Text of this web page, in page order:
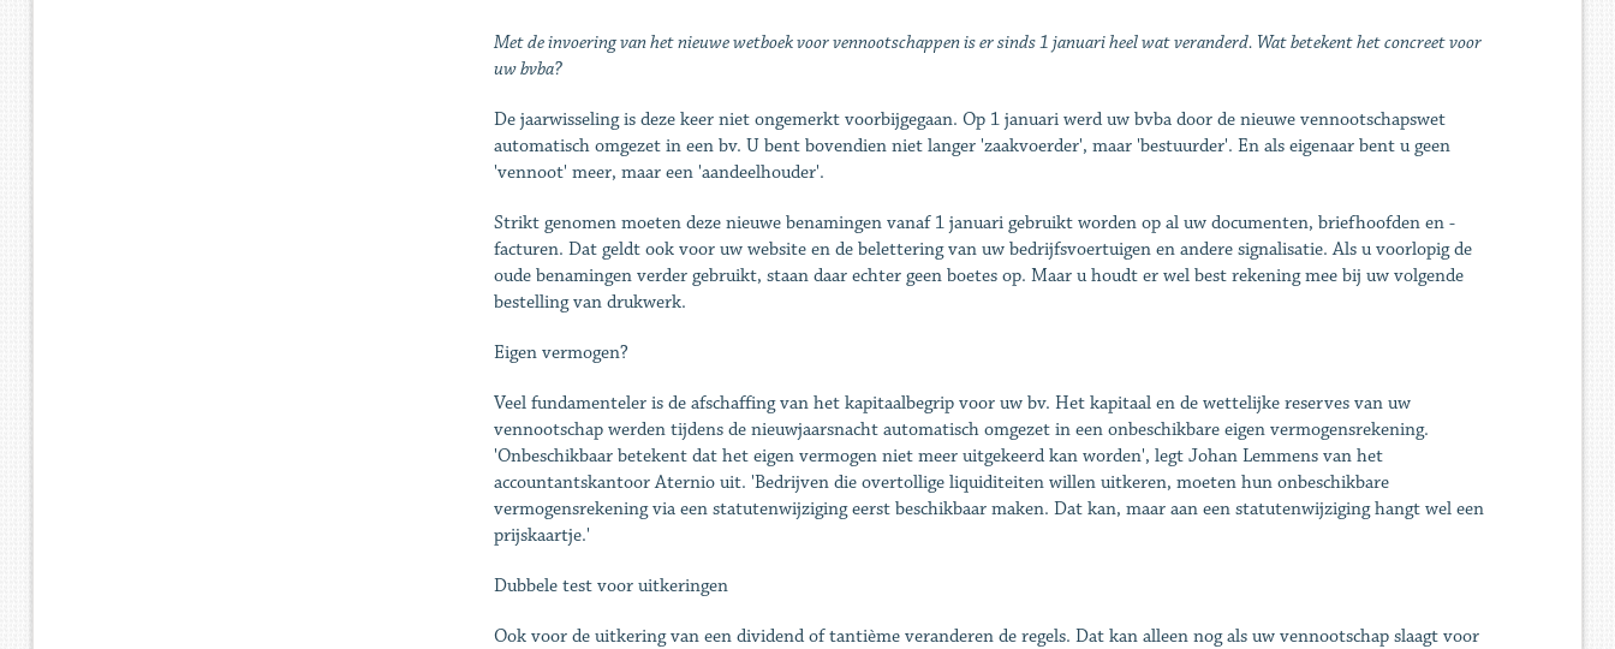
Met de invoering van het nieuwe wetboek voor ­vennootschappen is er sinds 1 januari heel wat veranderd. Wat betekent het concreet voor
uw bvba?
De jaarwisseling is deze keer niet ongemerkt voorbijgegaan. Op 1 januari werd uw bvba door de nieuwe vennootschapswet
automatisch omgezet in een bv. U bent bovendien niet langer 'zaakvoerder', maar 'bestuurder'. En als ­eigenaar bent u geen
'vennoot' meer, maar een 'aandeelhouder'.
Strikt genomen moeten deze nieuwe benamingen vanaf 1 januari gebruikt worden op al uw ­documenten, briefhoofden en ­
facturen. Dat geldt ook voor uw website en de belettering van uw bedrijfsvoertuigen en andere signalisatie. Als u voorlopig de
oude benamingen verder gebruikt, staan daar echter geen boetes op. Maar u houdt er wel best rekening mee bij uw volgende
bestelling van drukwerk.
Eigen vermogen?
Veel fundamenteler is de afschaffing van het kapitaalbegrip voor uw bv. Het kapitaal en de wettelijke reserves van uw
vennootschap werden tijdens de nieuwjaarsnacht automatisch omgezet in een onbeschikbare ­eigen vermogensrekening.
'Onbeschikbaar betekent dat het eigen vermogen niet meer uitgekeerd kan worden', legt Johan Lemmens van het
accountantskantoor Aternio uit. 'Bedrijven die overtollige liquiditeiten willen uitkeren, moeten hun onbeschikbare
vermogensrekening via een statutenwijziging eerst beschikbaar ­maken. Dat kan, maar aan een ­statutenwijziging hangt wel een
prijskaartje.'
Dubbele test voor uitkeringen
Ook voor de uitkering van een dividend of tantième veranderen de regels. Dat kan alleen nog als uw vennootschap slaagt voor